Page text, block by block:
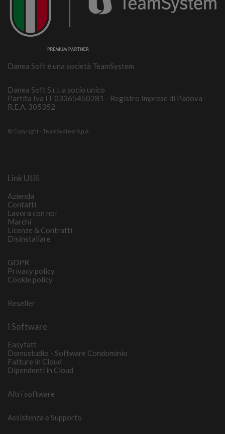
Danea Soft è una società TeamSystem
Danea Soft S.r.l. a socio unico
Partita Iva IT 03365450281 - Registro Imprese di Padova -
R.E.A. 305352
© Copyright - TeamSystem S.p.A.
Link Utili
Azienda
Contatti
Lavora con noi
Marchi
Licenze & Contratti
Disinstallare
GDPR
Privacy policy
Cookie policy
Reseller
I Software
Easyfatt
Domustudio - Software Condominio
Fatture in Cloud
Dipendenti in Cloud
Altri software
Assistenza e Supporto